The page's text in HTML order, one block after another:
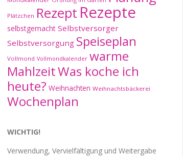
Plätzchen Rezept Rezepte
selbstgemacht Selbstversorger
Selbstversorgung Speiseplan
Vollmond Vollmondkalender warme
MahlzeitWas koche ich
heute? Weihnachten Weihnachtsbäckerei
Wochenplan
WICHTIG!
Verwendung, Vervielfältigung und Weitergabe